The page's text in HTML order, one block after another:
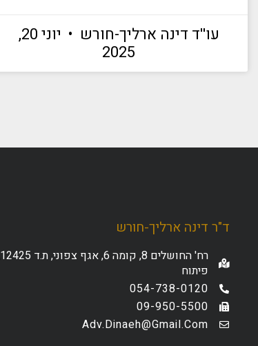
עו''ד דינה ארליך-חורש
יוני 20,
2025
ד"ר דינה ארליך-חורש
פיתוח
054-738-0120
09-950-5500
Adv.dinaeh@gmail.com